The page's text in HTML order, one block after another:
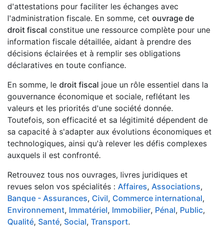
d'attestations pour faciliter les échanges avec
l'administration fiscale. En somme, cet ouvrage de
droit fiscal constitue une ressource complète pour une
information fiscale détaillée, aidant à prendre des
décisions éclairées et à remplir ses obligations
déclaratives en toute confiance.
En somme, le droit fiscal joue un rôle essentiel dans la
gouvernance économique et sociale, reflétant les
valeurs et les priorités d'une société donnée.
Toutefois, son efficacité et sa légitimité dépendent de
sa capacité à s'adapter aux évolutions économiques et
technologiques, ainsi qu'à relever les défis complexes
auxquels il est confronté.
Retrouvez tous nos ouvrages, livres juridiques et
revues selon vos spécialités : Affaires, Associations,
Banque - Assurances, Civil, Commerce international,
Environnement, Immatériel, Immobilier, Pénal, Public,
Qualité, Santé, Social, Transport.